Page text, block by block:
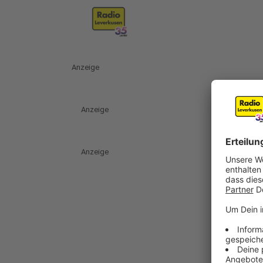
Anzeige
Anzeige
Anzeige